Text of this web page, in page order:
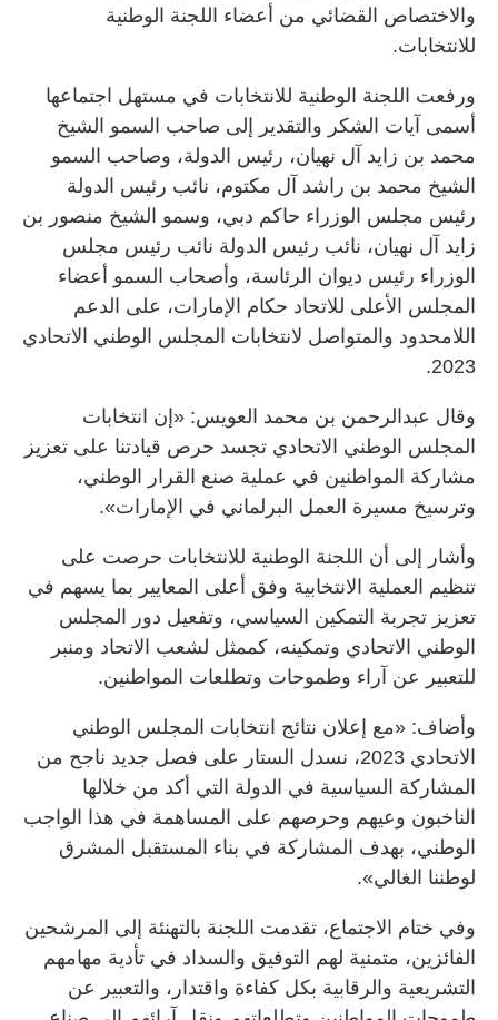
والاختصاص القضائي من أعضاء اللجنة الوطنية
للانتخابات.
ورفعت اللجنة الوطنية للانتخابات في مستهل اجتماعها
أسمى آيات الشكر والتقدير إلى صاحب السمو الشيخ
محمد بن زايد آل نهيان، رئيس الدولة، وصاحب السمو
الشيخ محمد بن راشد آل مكتوم، نائب رئيس الدولة
رئيس مجلس الوزراء حاكم دبي، وسمو الشيخ منصور بن
زايد آل نهيان، نائب رئيس الدولة نائب رئيس مجلس
الوزراء رئيس ديوان الرئاسة، وأصحاب السمو أعضاء
المجلس الأعلى للاتحاد حكام الإمارات، على الدعم
اللامحدود والمتواصل لانتخابات المجلس الوطني الاتحادي
2023.
وقال عبدالرحمن بن محمد العويس: «إن انتخابات
المجلس الوطني الاتحادي تجسد حرص قيادتنا على تعزيز
مشاركة المواطنين في عملية صنع القرار الوطني،
وترسيخ مسيرة العمل البرلماني في الإمارات».
وأشار إلى أن اللجنة الوطنية للانتخابات حرصت على
تنظيم العملية الانتخابية وفق أعلى المعايير بما يسهم في
تعزيز تجربة التمكين السياسي، وتفعيل دور المجلس
الوطني الاتحادي وتمكينه، كممثل لشعب الاتحاد ومنبر
للتعبير عن آراء وطموحات وتطلعات المواطنين.
وأضاف: «مع إعلان نتائج انتخابات المجلس الوطني
الاتحادي 2023، نسدل الستار على فصل جديد ناجح من
المشاركة السياسية في الدولة التي أكد من خلالها
الناخبون وعيهم وحرصهم على المساهمة في هذا الواجب
الوطني، بهدف المشاركة في بناء المستقبل المشرق
لوطننا الغالي».
وفي ختام الاجتماع، تقدمت اللجنة بالتهنئة إلى المرشحين
الفائزين، متمنية لهم التوفيق والسداد في تأدية مهامهم
التشريعية والرقابية بكل كفاءة واقتدار، والتعبير عن